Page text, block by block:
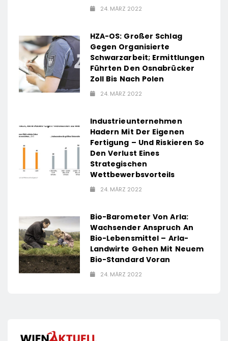
24. MÄRZ 2022
HZA-OS: Großer Schlag
Gegen Organisierte
Schwarzarbeit; Ermittlungen
Führten Den Osnabrücker
Zoll Bis Nach Polen
24. MÄRZ 2022
Industrieunternehmen
Hadern Mit Der Eigenen
Fertigung – Und Riskieren So
Den Verlust Eines
Strategischen
Wettbewerbsvorteils
24. MÄRZ 2022
Bio-Barometer Von Arla:
Wachsender Anspruch An
Bio-Lebensmittel – Arla-
Landwirte Gehen Mit Neuem
Bio-Standard Voran
24. MÄRZ 2022